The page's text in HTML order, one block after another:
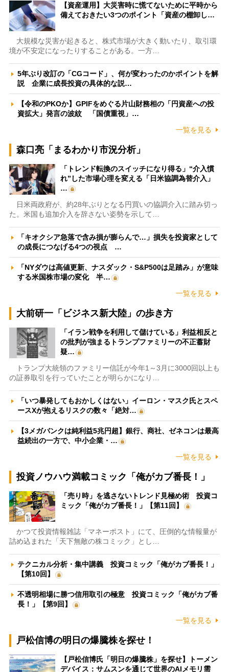
【資産運用】大災害時に慌てないために平時から
備えておきたい3つのポイント「資産の棚卸し…
大規模な災害が起きると、株式市場が大きく動いたり、取引環
境が不安定になったりすることがある。一方…
5年ぶり改訂の「CGコード」、何が変わったのかポイントを解
説 企業に成長投資の具体的な説…
【令和のPKOか】GPIFをめぐる片山財務相の「円資産への投
資拡大」発言の波紋 「国債重視」…
一覧を見る
森口亮「まるわかり市況分析」
「トレンド転換のスイッチになり得る」“介入慣
れ”した市場心理を変える「日米協調為替介入」
…
日米両政府が、約28年ぶりとなる円買いの協調介入に踏み切っ
た。米国も追加介入を辞さない姿勢を示して…
「キオクシア急落で含み損が膨らんで…」損失を投資家として
の成長につなげる4つの視点 …
「NYダウは高値更新、ナスダック・S&P500は足踏み」が意味
する米国株市場の変化 半…
一覧を見る
大前研一「ビジネス新大陸」の歩き方
「イラン戦争を利用して儲けている」利益相反と
の批判が強まるトランプファミリーの不正蓄財
疑…
トランプ大統領のファミリー信託が今年1～3月に3000回以上も
の証券取引を行っていたことが明らかになり…
「いつ暴発してもおかしくはない」イーロン・マスク氏とスペ
ースXが抱えるリスクの数々「絶対…
【3メガバンクは純利益5兆円超】銀行、商社、ゼネコンは最高
益続出の一方で、中小企業・…
一覧を見る
投資ノウハウ満載コミック「俺がカブ番長！」
「売り時」を逃さないトレンド見極め術 投資コ
ミック「俺がカブ番長！」【第11回】
かつて投資情報雑誌「マネーポスト」にて、圧倒的な情報量が
詰め込まれた「天下無敵の株コミック」とし…
テクニカル分析・集中講義 投資コミック「俺がカブ番長！」
【第10回】
不透明相場に勝つ信用取引の極意 投資コミック「俺がカブ番
長！」【第9回】
一覧を見る
戸松信博の明日の爆騰株を探せ！
【戸松信博氏「明日の爆騰株」を探せ】トーメン
デバイス：サムスンを通じて世界のAIメモリ需